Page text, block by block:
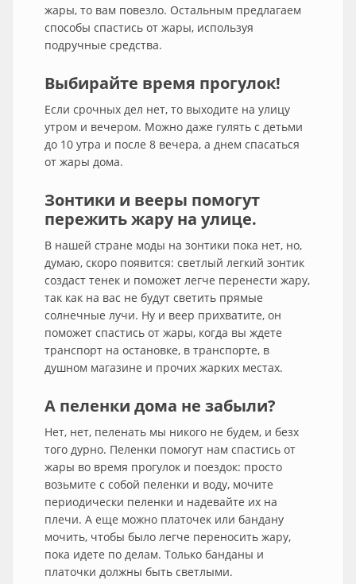
жары, то вам повезло. Остальным предлагаем
способы спастись от жары, используя
подручные средства.
Выбирайте время прогулок!
Если срочных дел нет, то выходите на улицу
утром и вечером. Можно даже гулять с детьми
до 10 утра и после 8 вечера, а днем спасаться
от жары дома.
Зонтики и вееры помогут
пережить жару на улице.
В нашей стране моды на зонтики пока нет, но,
думаю, скоро появится: светлый легкий зонтик
создаст тенек и поможет легче перенести жару,
так как на вас не будут светить прямые
солнечные лучи. Ну и веер прихватите, он
поможет спастись от жары, когда вы ждете
транспорт на остановке, в транспорте, в
душном магазине и прочих жарких местах.
А пеленки дома не забыли?
Нет, нет, пеленать мы никого не будем, и безх
того дурно. Пеленки помогут нам спастись от
жары во время прогулок и поездок: просто
возьмите с собой пеленки и воду, мочите
периодически пеленки и надевайте их на
плечи. А еще можно платочек или бандану
мочить, чтобы было легче переносить жару,
пока идете по делам. Только банданы и
платочки должны быть светлыми.